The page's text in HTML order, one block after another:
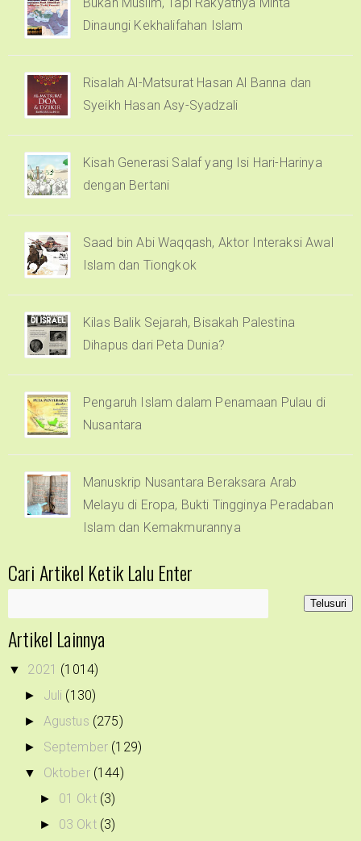
Dinaungi Kekhalifahan Islam
Risalah Al-Matsurat Hasan Al Banna dan
Syeikh Hasan Asy-Syadzali
Kisah Generasi Salaf yang Isi Hari-Harinya
dengan Bertani
Saad bin Abi Waqqash, Aktor Interaksi Awal
Islam dan Tiongkok
Kilas Balik Sejarah, Bisakah Palestina
Dihapus dari Peta Dunia?
Pengaruh Islam dalam Penamaan Pulau di
Nusantara
Manuskrip Nusantara Beraksara Arab
Melayu di Eropa, Bukti Tingginya Peradaban
Islam dan Kemakmurannya
Cari Artikel Ketik Lalu Enter
Artikel Lainnya
▼ 2021 (1014)
► Juli (130)
► Agustus (275)
► September (129)
▼ Oktober (144)
► 01 Okt (3)
► 03 Okt (3)